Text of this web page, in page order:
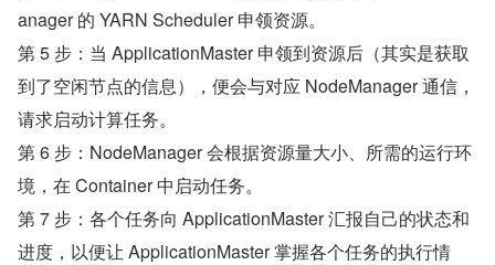
anager 的 YARN Scheduler 申领资源。
第 5 步：当 ApplicationMaster 申领到资源后（其实是获取
到了空闲节点的信息），便会与对应 NodeManager 通信，
请求启动计算任务。
第 6 步：NodeManager 会根据资源量大小、所需的运行环
境，在 Container 中启动任务。
第 7 步：各个任务向 ApplicationMaster 汇报自己的状态和
进度，以便让 ApplicationMaster 掌握各个任务的执行情